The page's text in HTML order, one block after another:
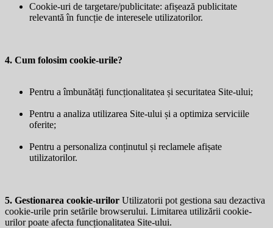
Cookie-uri de targetare/publicitate: afișează publicitate
relevantă în funcție de interesele utilizatorilor.
4. Cum folosim cookie-urile?
Pentru a îmbunătăți funcționalitatea și securitatea Site-ului;
Pentru a analiza utilizarea Site-ului și a optimiza serviciile
oferite;
Pentru a personaliza conținutul și reclamele afișate
utilizatorilor.
5. Gestionarea cookie-urilor Utilizatorii pot gestiona sau dezactiva
cookie-urile prin setările browserului. Limitarea utilizării cookie-
urilor poate afecta funcționalitatea Site-ului.